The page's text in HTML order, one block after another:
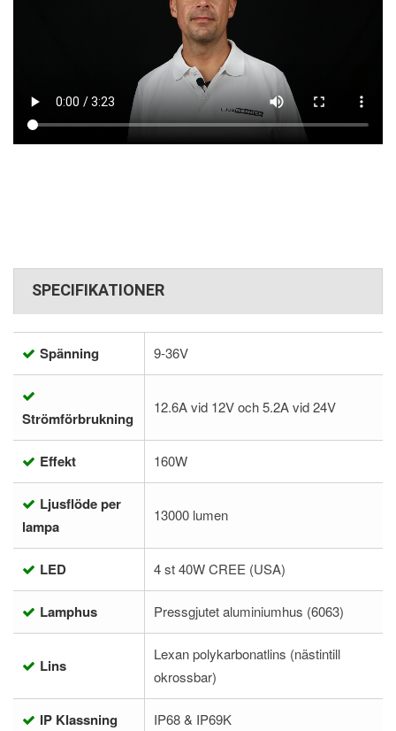
SPECIFIKATIONER
Spänning 9-36V
Strömförbrukning
12.6A vid 12V och 5.2A vid 24V
Effekt 160W
Ljusflöde per
lampa
13000 lumen
LED 4 st 40W CREE (USA)
Lamphus Pressgjutet aluminiumhus (6063)
Lins
Lexan polykarbonatlins (nästintill
okrossbar)
IP Klassning IP68 & IP69K